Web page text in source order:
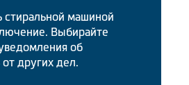
стиральной машиной
Выбирайте
об
других дел.